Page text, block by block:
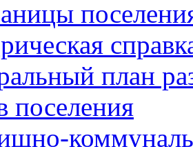
план
поселения